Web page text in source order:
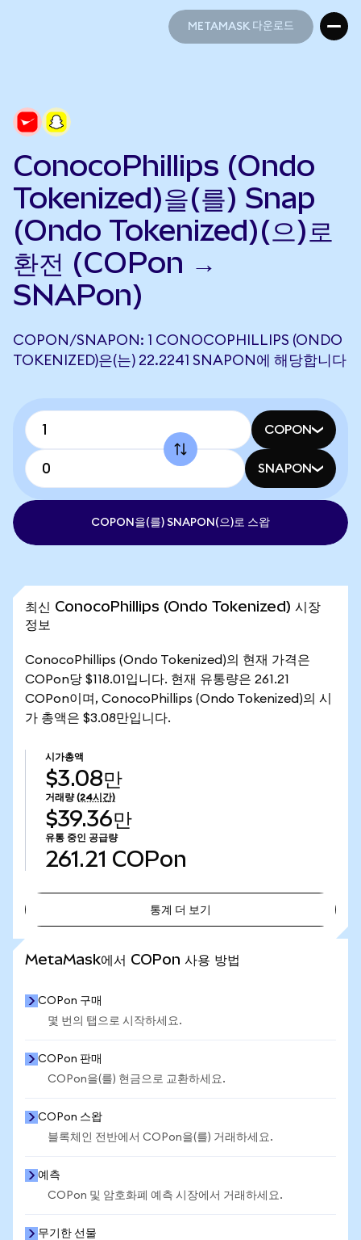
METAMASK 다운로드
ConocoPhillips (Ondo
Tokenized)을(를) Snap
(Ondo Tokenized)(으)로
환전 (COPon →
SNAPon)
COPON/SNAPON: 1 CONOCOPHILLIPS (ONDO
TOKENIZED)은(는) 22.2241 SNAPON에 해당합니다
COPON
SNAPON
COPON을(를) SNAPON(으)로 스왑
최신 ConocoPhillips (Ondo Tokenized) 시장
정보
ConocoPhillips (Ondo Tokenized)의 현재 가격은
COPon당 $118.01입니다. 현재 유통량은 261.21
COPon이며, ConocoPhillips (Ondo Tokenized)의 시
가 총액은 $3.08만입니다.
시가총액
$3.08만
거래량 (24시간)
$39.36만
유통 중인 공급량
261.21 COPon
통계 더 보기
MetaMask에서 COPon 사용 방법
COPon 구매
몇 번의 탭으로 시작하세요.
COPon 판매
COPon을(를) 현금으로 교환하세요.
COPon 스왑
블록체인 전반에서 COPon을(를) 거래하세요.
예측
COPon 및 암호화폐 예측 시장에서 거래하세요.
무기한 선물